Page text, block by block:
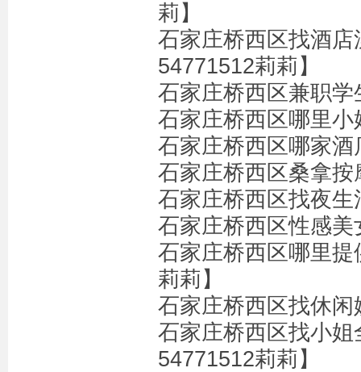
莉】
石家庄桥西区找酒
54771512莉莉】
石家庄桥西区兼职
石家庄桥西区哪里
石家庄桥西区哪家
石家庄桥西区桑拿
石家庄桥西区找夜
石家庄桥西区性感
石家庄桥西区哪里
莉莉】
石家庄桥西区找休
石家庄桥西区找小
54771512莉莉】